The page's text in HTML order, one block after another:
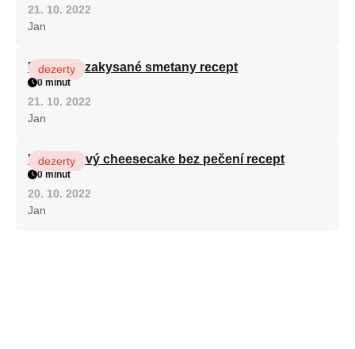
21. 10. 2022
Jan
Fánky ze zakysané smetany recept
dezerty
0 minut
21. 10. 2022
Jan
Karamelový cheesecake bez pečení recept
dezerty
0 minut
20. 10. 2022
Jan